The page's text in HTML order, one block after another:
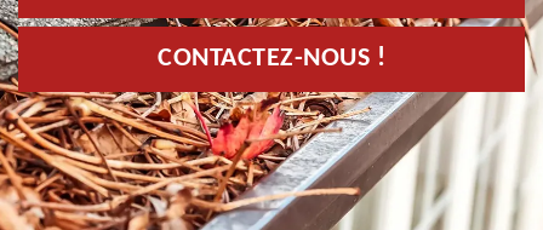
CONTACTEZ-NOUS !